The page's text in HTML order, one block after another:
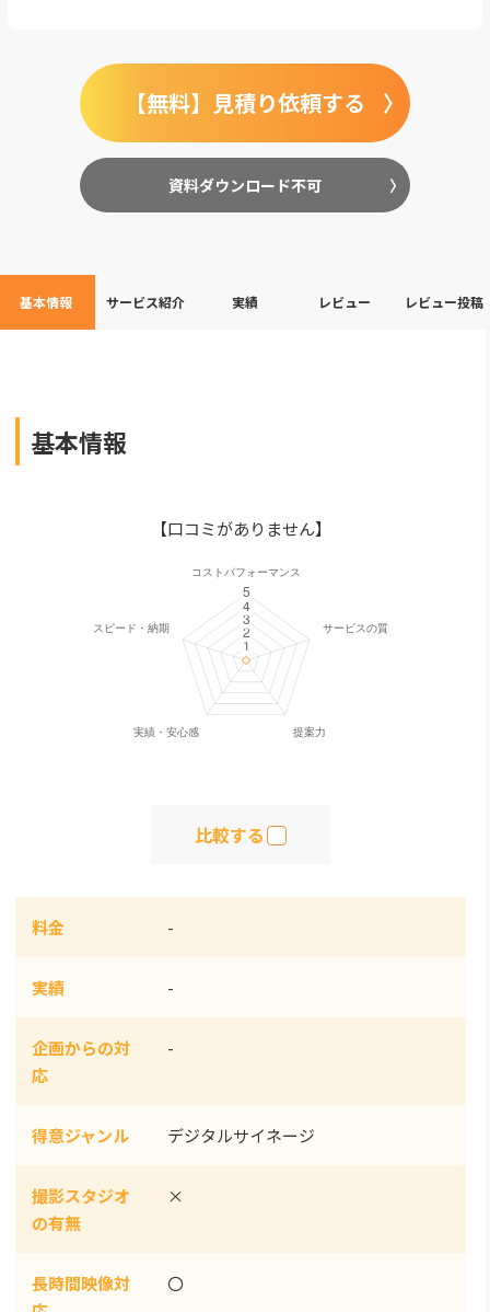
【無料】見積り依頼する
資料ダウンロード不可
基本情報 サービス紹介 実績 レビュー レビュー投稿
基本情報
【口コミがありません】
比較する
料金 -
実績 -
企画からの対
応
-
得意ジャンル デジタルサイネージ
撮影スタジオ
の有無
×
長時間映像対
〇